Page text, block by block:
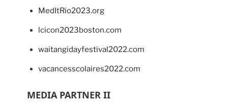
MedItRio2023.org
lcicon2023boston.com
waitangidayfestival2022.com
vacancesscolaires2022.com
MEDIA PARTNER II